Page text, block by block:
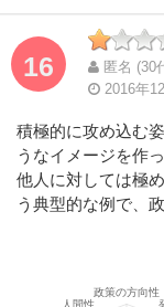
16
匿名 (30
2016年
積極的に攻め込む
うなイメージを作
他人に対しては極
う典型的な例で、